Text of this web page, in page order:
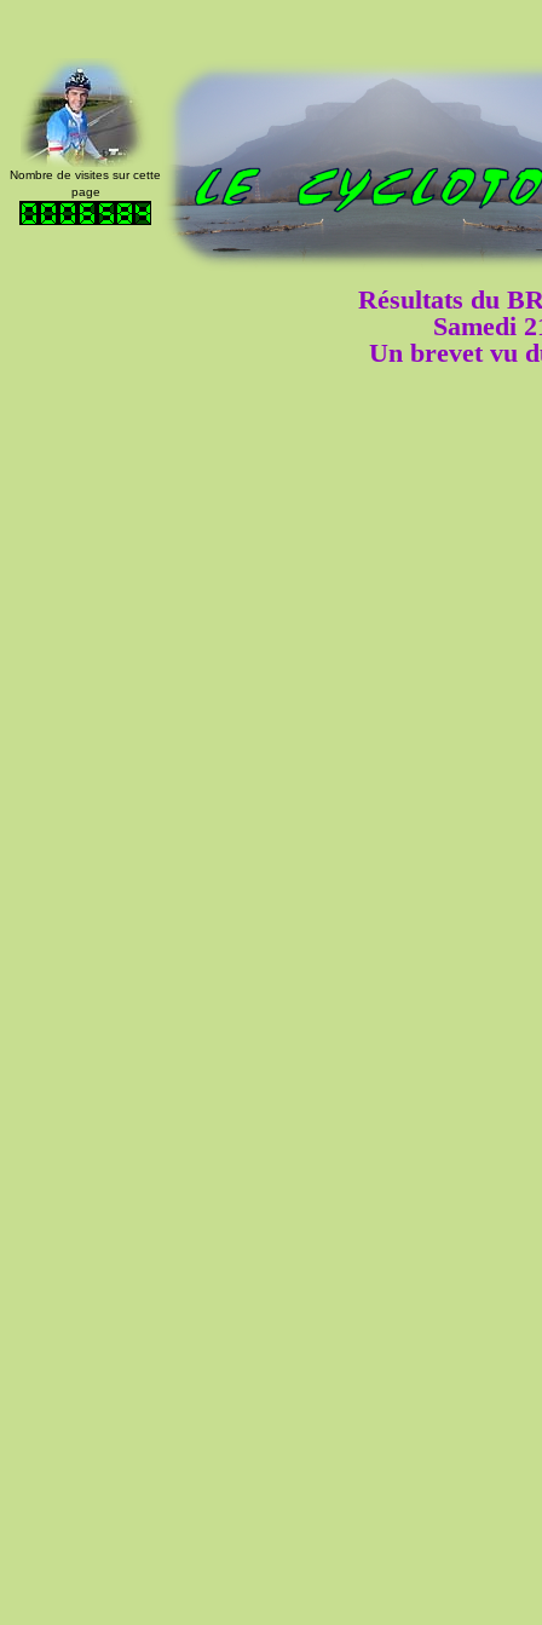
Nombre de visites sur cette
page
Résultats du
Samedi
Un brevet vu